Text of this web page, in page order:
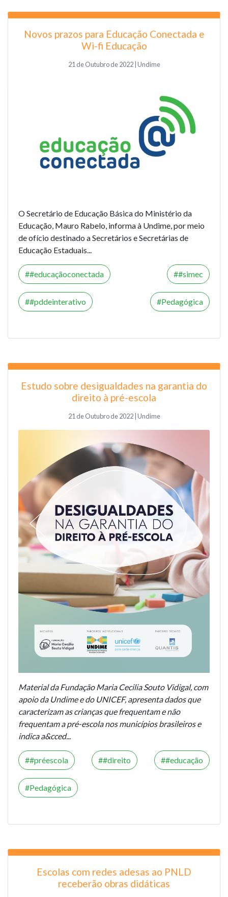
Novos prazos para Educação Conectada e
Wi-fi Educação
21 de Outubro de 2022 | Undime
O Secretário de Educação Básica do Ministério da
Educação, Mauro Rabelo, informa à Undime, por meio
de ofício destinado a Secretários e Secretárias de
Educação Estaduais...
#educaçãoconectada #simec
#pddeinterativo Pedagógica
Estudo sobre desigualdades na garantia do
direito à pré-escola
21 de Outubro de 2022 | Undime
Material da Fundação Maria Cecilia Souto Vidigal, com
apoio da Undime e do UNICEF, apresenta dados que
caracterizam as crianças que frequentam e não
frequentam a pré-escola nos municípios brasileiros e
indica a&cced...
#préescola #direito #educação
Pedagógica
Escolas com redes adesas ao PNLD
receberão obras didáticas